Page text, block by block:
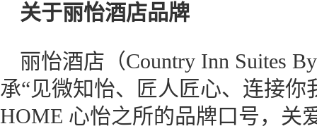
关于丽怡酒店品牌
丽怡酒店（Country Inn Suites
承“见微知怡、匠人匠心、连接你
HOME 心怡之所的品牌口号，关